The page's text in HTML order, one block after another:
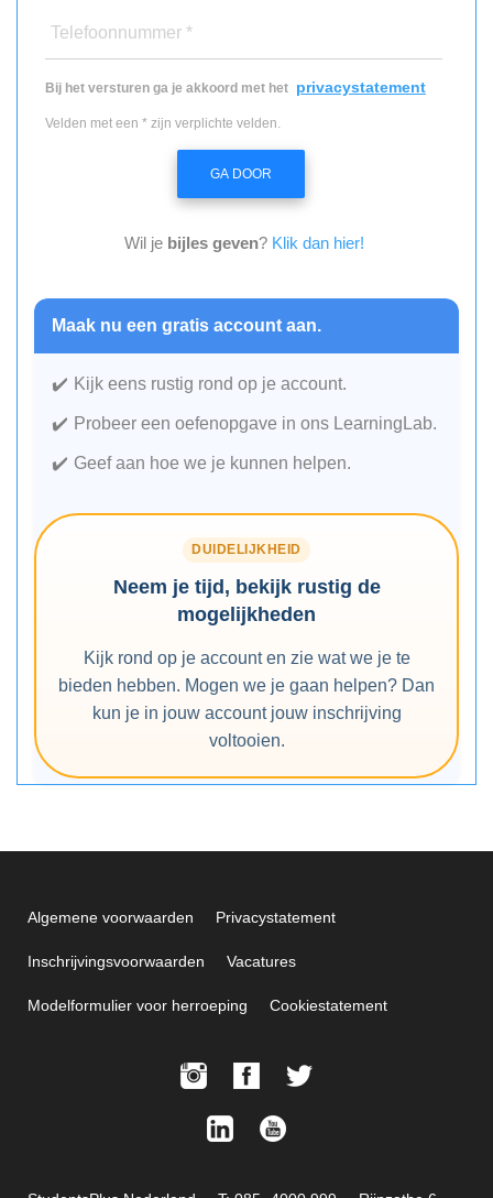
Telefoonnummer *
Bij het versturen ga je akkoord met het privacystatement
Velden met een * zijn verplichte velden.
GA DOOR
Wil je bijles geven? Klik dan hier!
Maak nu een gratis account aan.
Kijk eens rustig rond op je account.
Probeer een oefenopgave in ons LearningLab.
Geef aan hoe we je kunnen helpen.
DUIDELIJKHEID
Neem je tijd, bekijk rustig de
mogelijkheden
Kijk rond op je account en zie wat we je te
bieden hebben. Mogen we je gaan helpen? Dan
kun je in jouw account jouw inschrijving
voltooien.
Algemene voorwaarden Privacystatement
Inschrijvingsvoorwaarden Vacatures
Modelformulier voor herroeping Cookiestatement